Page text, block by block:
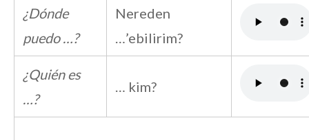
¿Dónde
puedo …?
Nereden
…’ebilirim?
¿Quién es
…?
… kim?